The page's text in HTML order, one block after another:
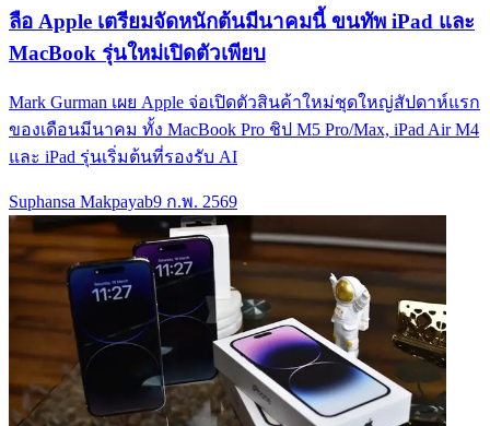
ลือ Apple เตรียมจัดหนักต้นมีนาคมนี้ ขนทัพ iPad และ
MacBook รุ่นใหม่เปิดตัวเพียบ
Mark Gurman เผย Apple จ่อเปิดตัวสินค้าใหม่ชุดใหญ่สัปดาห์แรก
ของเดือนมีนาคม ทั้ง MacBook Pro ชิป M5 Pro/Max, iPad Air M4
และ iPad รุ่นเริ่มต้นที่รองรับ AI
Suphansa Makpayab9 ก.พ. 2569